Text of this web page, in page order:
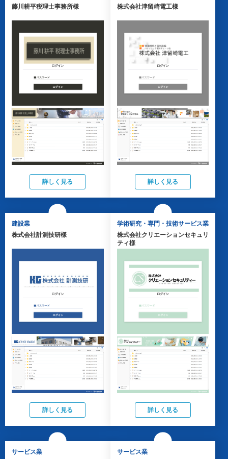
藤川耕平税理士事務所様
詳しく見る
株式会社津留崎電工様
詳しく見る
建設業
株式会社計測技研様
詳しく見る
学術研究・専門・技術サービス業
株式会社クリエーションセキュリ
ティ様
詳しく見る
サービス業
サービス業